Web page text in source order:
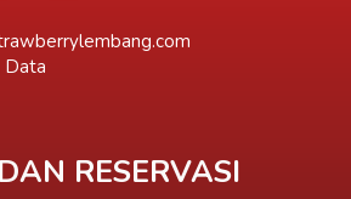
Data
RESERVASI